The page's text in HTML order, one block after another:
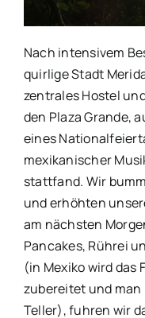
Nach intensivem
quirlige Stadt
zentrales Hostel
den Plaza Grande,
eines
mexikanischer
stattfand. Wir
und erhöhten
am nächsten
Pancakes, Rührei
(in Mexiko wird das
zubereitet und man
Teller), fuhren wir